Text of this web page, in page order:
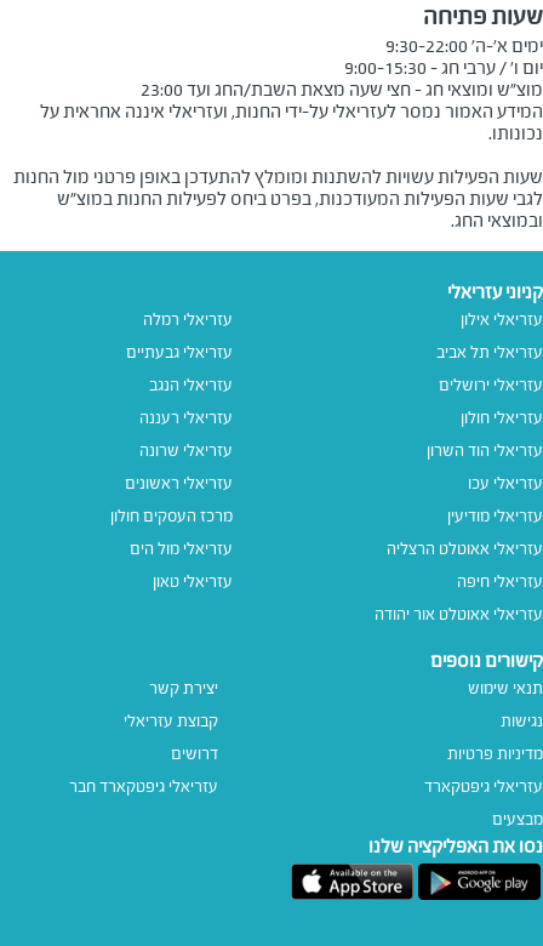
שעות פתיחה
מוצ"ש ומוצאי חג - חצי שעה מצאת השבת/החג ועד 23:00
המידע האמור נמסר לעזריאלי על-ידי החנות, ועזריאלי איננה אחראית על
שעות הפעילות עשויות להשתנות ומומלץ להתעדכן באופן פרטני מול החנות
לגבי שעות הפעילות המעודכנות, בפרט ביחס לפעילות החנות במוצ"ש
ובמוצאי החג.
קניוני עזריאלי
עזריאלי אילון
עזריאלי תל אביב
עזריאלי ירושלים
עזריאלי חולון
עזריאלי הוד השרון
עזריאלי עכו
עזריאלי מודיעין
עזריאלי אאוטלט הרצליה
עזריאלי חיפה
עזריאלי אאוטלט אור יהודה
עזריאלי רמלה
עזריאלי גבעתיים
עזריאלי הנגב
עזריאלי רעננה
עזריאלי שרונה
עזריאלי ראשונים
מרכז העסקים חולון
עזריאלי מול הים
עזריאלי טאון
קישורים נוספים
תנאי שימוש
נגישות
מדיניות פרטיות
עזריאלי גיפטקארד
מבצעים
יצירת קשר
קבוצת עזריאלי
דרושים
עזריאלי גיפטקארד חבר‎
נסו את האפליקציה שלנו